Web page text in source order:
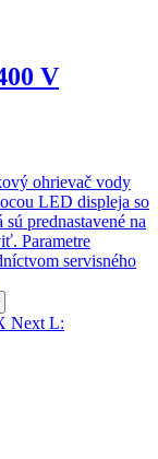
V
ohrievač vody
LED displeja so
prednastavené na
Parametre
servisného